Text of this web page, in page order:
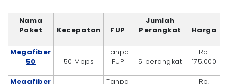
Nama
Paket
Kecepatan FUP
Jumlah
Perangkat
Harga
Megafiber
50
50 Mbps
Tanpa
FUP
5 perangkat
Rp.
175.000
Megafiber
Tanpa
Rp.